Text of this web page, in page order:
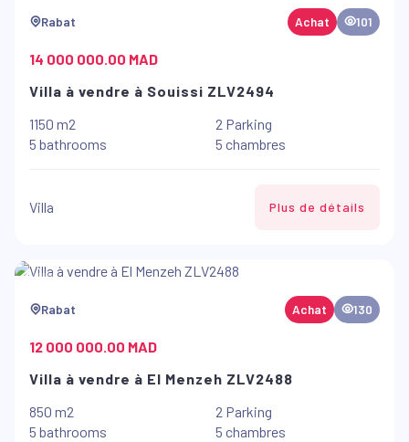
Rabat Achat 101
14 000 000.00 MAD
Villa à vendre à Souissi ZLV2494
1150 m2
2 Parking
5 bathrooms
5 chambres
Villa Plus de détails
Rabat Achat 130
12 000 000.00 MAD
Villa à vendre à El Menzeh ZLV2488
850 m2
2 Parking
5 bathrooms
5 chambres